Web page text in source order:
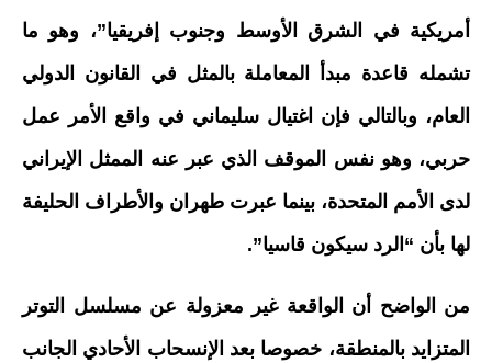
أمريكية في الشرق الأوسط وجنوب إفريقيا”، وهو ما
تشمله قاعدة مبدأ المعاملة بالمثل في القانون الدولي
العام، وبالتالي فإن اغتيال سليماني في واقع الأمر عمل
حربي، وهو نفس الموقف الذي عبر عنه الممثل الإيراني
لدى الأمم المتحدة، بينما عبرت طهران والأطراف الحليفة
لها بأن “الرد سيكون قاسيا”.
من الواضح أن الواقعة غير معزولة عن مسلسل التوتر
المتزايد بالمنطقة، خصوصا بعد الإنسحاب الأحادي الجانب